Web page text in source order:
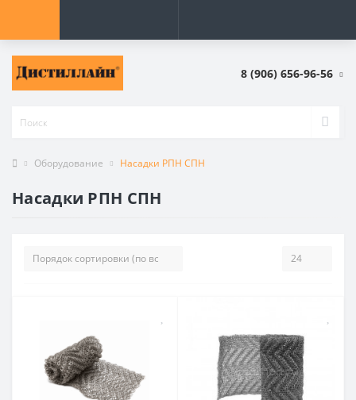
8 (906) 656-96-56
Оборудование Насадки РПН СПН
Насадки РПН СПН